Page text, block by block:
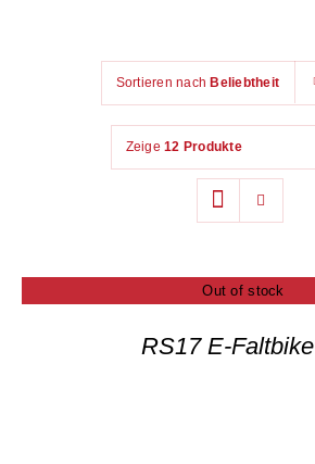
Kontakt
Sortieren nach Beliebtheit
Zeige12 Produkte
Out of stock
RS17 E-Faltbike